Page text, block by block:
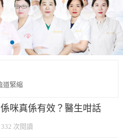
道緊縮
咪真係有效？醫生咁話
332 次閱讀